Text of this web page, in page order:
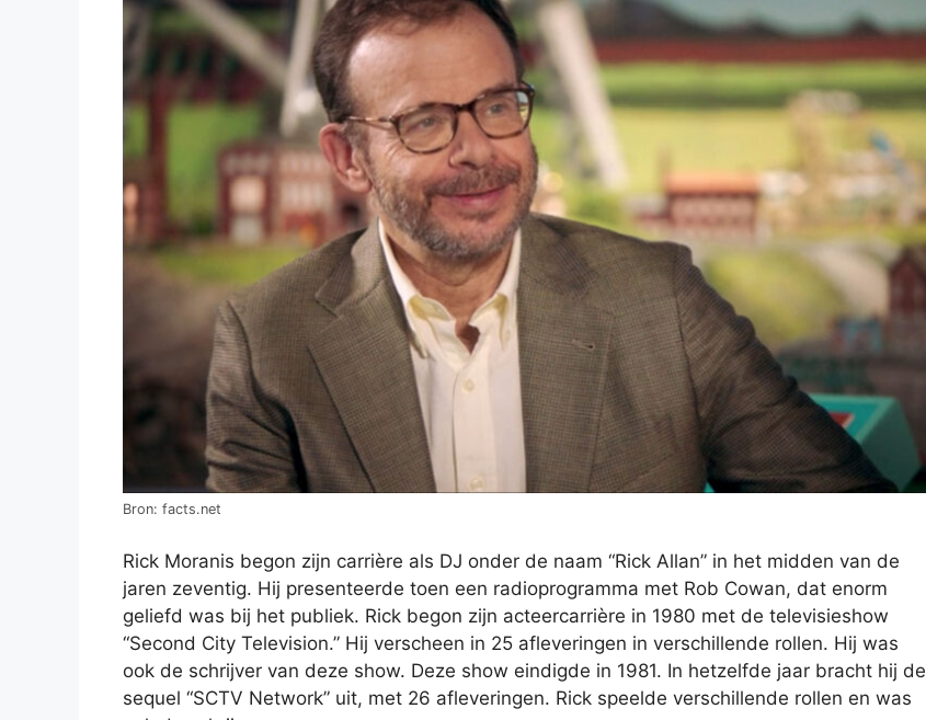
Bron: facts.net
Rick Moranis begon zijn carrière als DJ onder de naam “Rick Allan” in het midden van de
jaren zeventig. Hij presenteerde toen een radioprogramma met Rob Cowan, dat enorm
geliefd was bij het publiek. Rick begon zijn acteercarrière in 1980 met de televisieshow
“Second City Television.” Hij verscheen in 25 afleveringen in verschillende rollen. Hij was
ook de schrijver van deze show. Deze show eindigde in 1981. In hetzelfde jaar bracht hij de
sequel “SCTV Network” uit, met 26 afleveringen. Rick speelde verschillende rollen en was